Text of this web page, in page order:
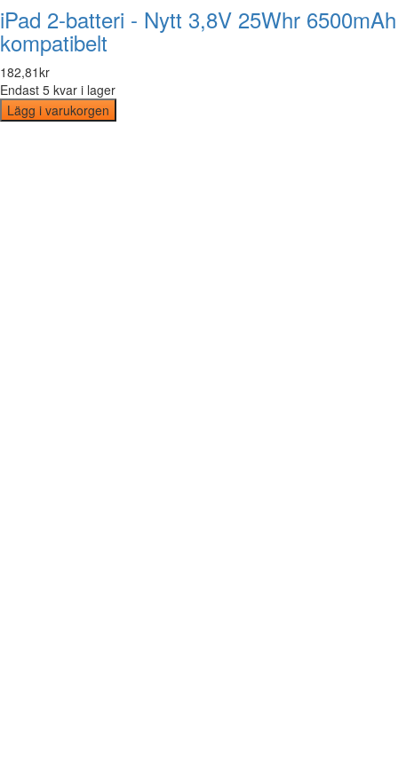
iPad 2-batteri - Nytt 3,8V 25Whr 6500mAh
kompatibelt
182,81kr
Endast 5 kvar i lager
Lägg i varukorgen